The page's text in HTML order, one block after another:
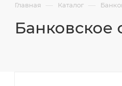
Главная — Каталог —
Банковское